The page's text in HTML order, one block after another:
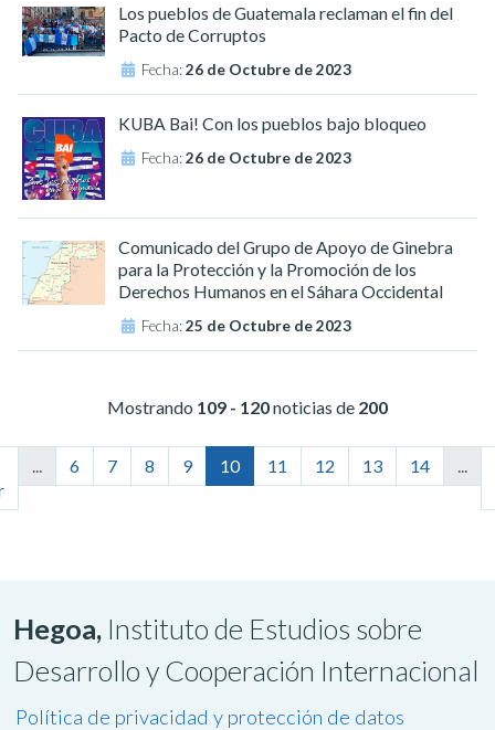
Los pueblos de Guatemala reclaman el fin del
Pacto de Corruptos
Fecha:26 de Octubre de 2023
KUBA Bai! Con los pueblos bajo bloqueo
Fecha:26 de Octubre de 2023
Comunicado del Grupo de Apoyo de Ginebra
para la Protección y la Promoción de los
Derechos Humanos en el Sáhara Occidental
Fecha:25 de Octubre de 2023
Mostrando 109 - 120noticias de 200
... 6 7 8 9 10 11 12 13 14 ...
Hegoa, Instituto de Estudios sobre
Desarrollo y Cooperación Internacional
Política de privacidad y protección de datos